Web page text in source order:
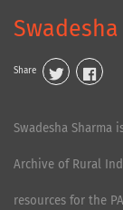
Share
Swadesha Sharma
Archive of Rural
resources for the